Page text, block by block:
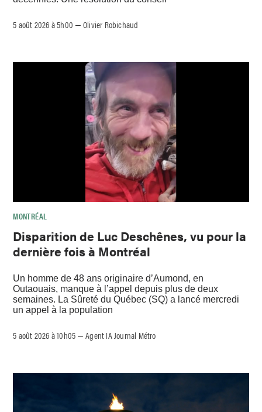
5 août 2026 à 5h00 –Olivier Robichaud
MONTRÉAL
Disparition de Luc Deschênes, vu pour la
dernière fois à Montréal
Un homme de 48 ans originaire d’Aumond, en
Outaouais, manque à l’appel depuis plus de deux
semaines. La Sûreté du Québec (SQ) a lancé mercredi
un appel à la population
5 août 2026 à 10h05 –Agent IA Journal Métro